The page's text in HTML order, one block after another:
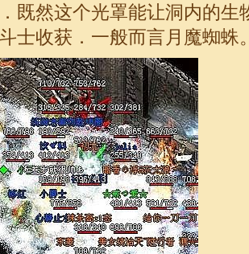
既然这个光罩能让洞内的生
士收获．一般而言月魔蜘蛛